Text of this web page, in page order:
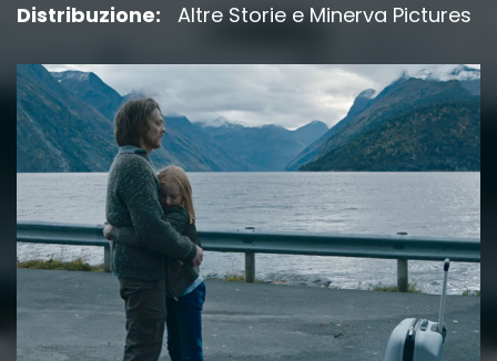
Distribuzione:
Altre Storie e Minerva Pictures